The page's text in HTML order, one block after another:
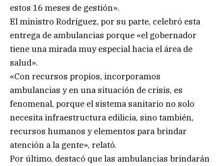
estos 16 meses de gestión».
El ministro Rodríguez, por su parte, celebró esta
entrega de ambulancias porque «el gobernador
tiene una mirada muy especial hacia el área de
salud».
«Con recursos propios, incorporamos
ambulancias y en una situación de crisis, es
fenomenal, porque el sistema sanitario no solo
necesita infraestructura edilicia, sino también,
recursos humanos y elementos para brindar
atención a la gente», relató.
Por último, destacó que las ambulancias brindarán